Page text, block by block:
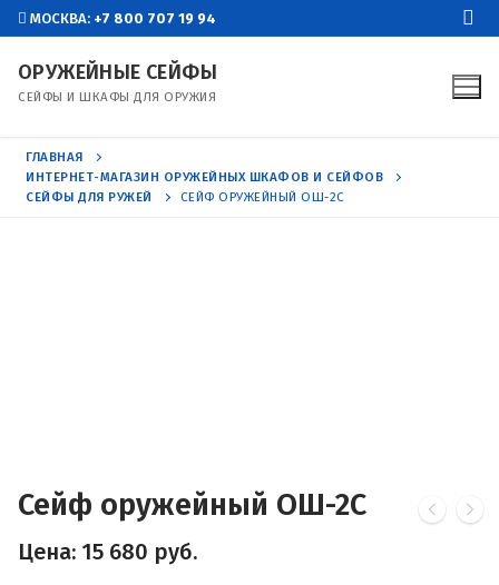
Перейти
содержимому
МОСКВА: +7 800 707 19 94
ОРУЖЕЙНЫЕ СЕЙФЫ
СЕЙФЫ И ШКАФЫ ДЛЯ ОРУЖИЯ
ГЛАВНАЯ
ИНТЕРНЕТ-МАГАЗИН ОРУЖЕЙНЫХ ШКАФОВ И СЕЙФОВ
СЕЙФЫ ДЛЯ РУЖЕЙ
СЕЙФ ОРУЖЕЙНЫЙ ОШ-2С
Сейф оружейный ОШ-2С
Цена: 15 680 руб.